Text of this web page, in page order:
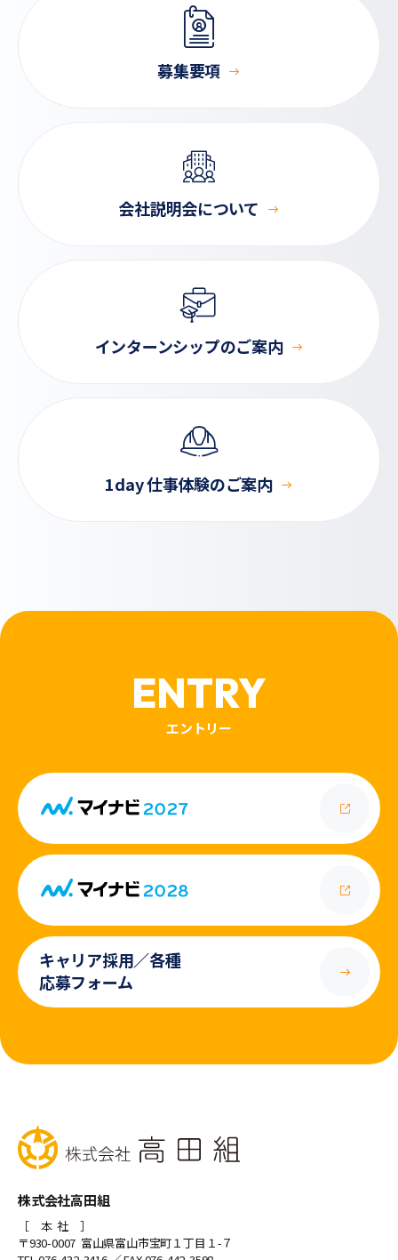
募集要項
会社説明会について
インターンシップのご案内
1day 仕事体験のご案内
ENTRY
エントリー
キャリア採用／各種
応募フォーム
株式会社高田組
［ 本 社 ］
〒930-0007 富山県富山市宝町１丁目１-７